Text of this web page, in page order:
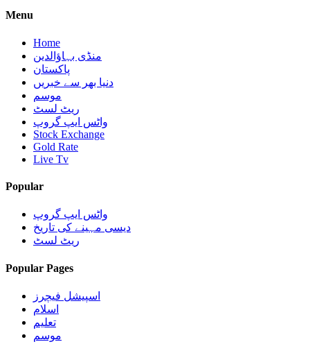
Menu
Home
منڈی بہاؤالدین
پاکستان
دنیا بھر سے خبریں
موسم
ریٹ لسٹ
واٹس ایپ گروپ
Stock Exchange
Gold Rate
Live Tv
Popular
واٹس ایپ گروپ
دیسی مہینے کی تاریخ
ریٹ لسٹ
Popular Pages
اسپیشل فیچرز
اسلام
تعلیم
موسم